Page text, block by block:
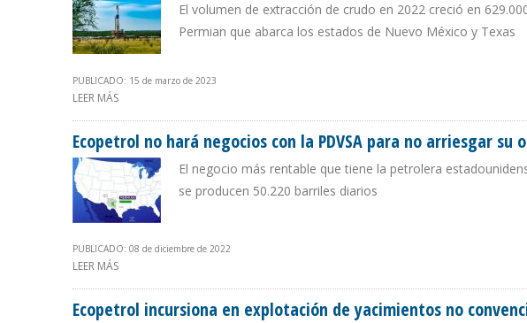
El volumen de extracción de crudo en 2022 creció en
Permian que abarca los estados de Nuevo México y Texas
PUBLICADO: 15 de marzo de 2023
LEER MÁS
Ecopetrol no hará negocios con la PDVSA para no arriesgar su
El negocio más rentable que tiene la petrolera
se producen 50.220 barriles diarios
PUBLICADO: 08 de diciembre de 2022
LEER MÁS
Ecopetrol incursiona en explotación de yacimientos no